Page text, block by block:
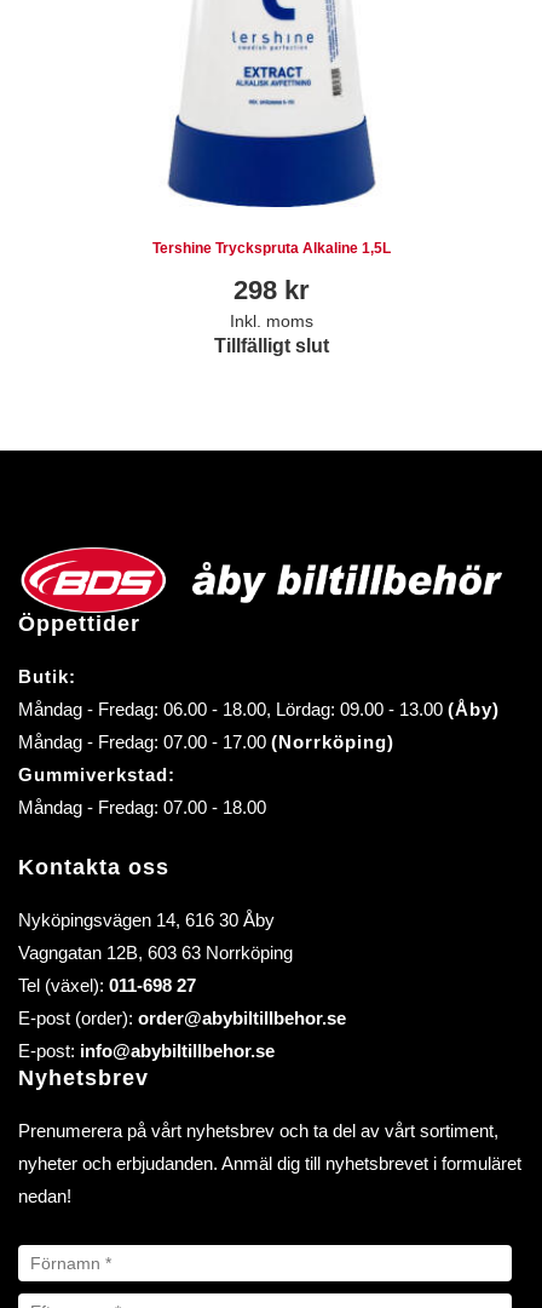
Tershine Tryckspruta Alkaline 1,5L
298kr
Inkl. moms
Tillfälligt slut
Öppettider
Butik:
Måndag - Fredag: 06.00 - 18.00, Lördag: 09.00 - 13.00 (Åby)
Måndag - Fredag: 07.00 - 17.00 (Norrköping)
Gummiverkstad:
Måndag - Fredag: 07.00 - 18.00
Kontakta oss
Nyköpingsvägen 14, 616 30 Åby
Vagngatan 12B, 603 63 Norrköping
Tel (växel): 011-698 27
E-post (order): order@abybiltillbehor.se
E-post: info@abybiltillbehor.se
Nyhetsbrev
Prenumerera på vårt nyhetsbrev och ta del av vårt sortiment,
nyheter och erbjudanden. Anmäl dig till nyhetsbrevet i formuläret
nedan!